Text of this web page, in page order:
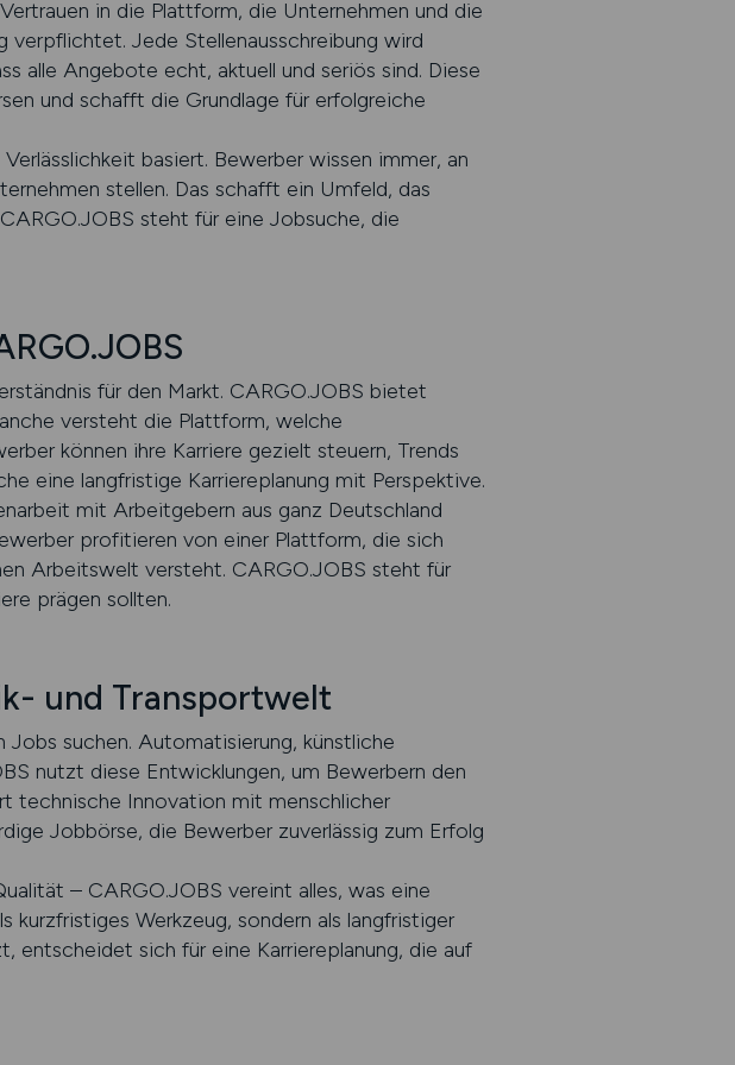
in die Plattform, die Unternehmen und die
verpflichtet. Jede Stellenausschreibung wird
alle Angebote echt, aktuell und seriös sind. Diese
und schafft die Grundlage für erfolgreiche
basiert. Bewerber wissen immer, an
stellen. Das schafft ein Umfeld, das
steht für eine Jobsuche, die
für den Markt. CARGO.JOBS bietet
versteht die Plattform, welche
können ihre Karriere gezielt steuern, Trends
eine langfristige Karriereplanung mit Perspektive.
mit Arbeitgebern aus ganz Deutschland
profitieren von einer Plattform, die sich
Arbeitswelt versteht. CARGO.JOBS steht für
prägen sollten.
und Transportwelt
suchen. Automatisierung, künstliche
nutzt diese Entwicklungen, um Bewerbern den
technische Innovation mit menschlicher
Jobbörse, die Bewerber zuverlässig zum Erfolg
– CARGO.JOBS vereint alles, was eine
Werkzeug, sondern als langfristiger
entscheidet sich für eine Karriereplanung, die auf